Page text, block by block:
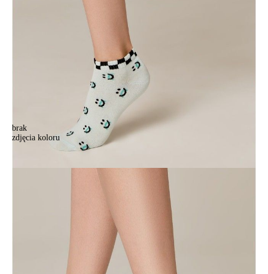
brak
zdjęcia koloru
Skarpetki damskie bawełniane CE CLASSIC (krótkie),r.36-37, 439
Skarpetki damskie bawełniane CE CLASSIC (krótkie),r.36-37, 439